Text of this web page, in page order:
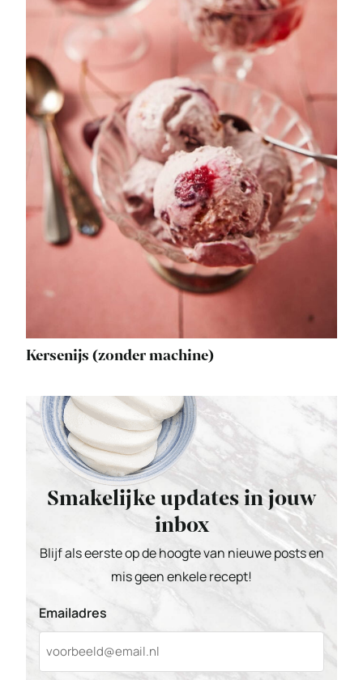
Kersenijs (zonder machine)
Smakelijke updates in jouw
inbox
Blijf als eerste op de hoogte van nieuwe posts en
mis geen enkele recept!
Emailadres